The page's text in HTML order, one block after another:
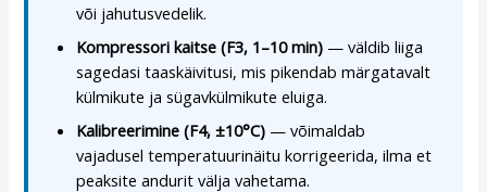
või jahutusvedelik.
Kompressori kaitse (F3, 1–10 min) — väldib liiga
sagedasi taaskäivitusi, mis pikendab märgatavalt
külmikute ja sügavkülmikute eluiga.
Kalibreerimine (F4, ±10°C) — võimaldab
vajadusel temperatuurinäitu korrigeerida, ilma et
peaksite andurit välja vahetama.